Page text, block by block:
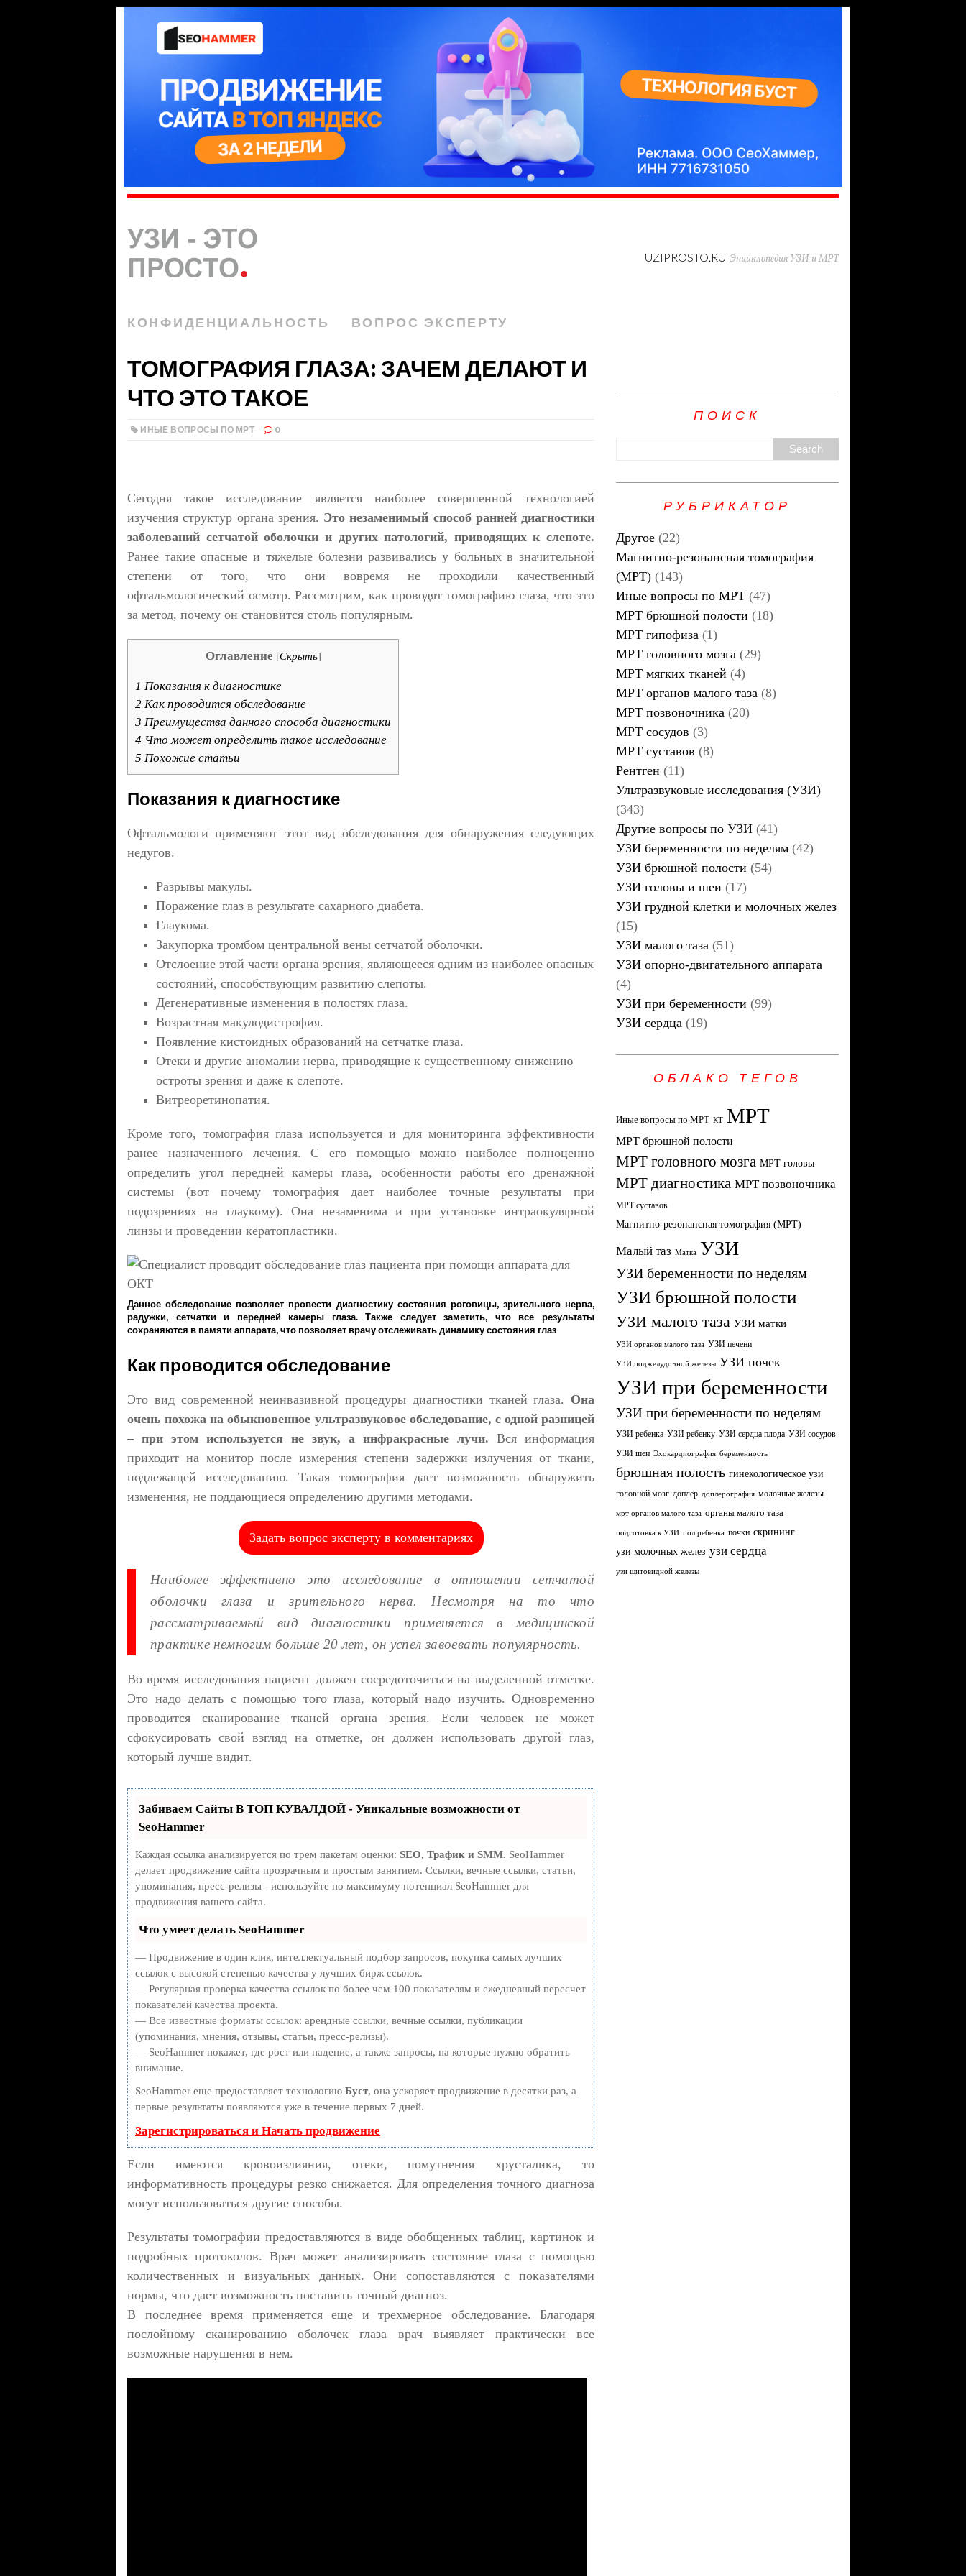
UZIPROSTO.RU Энциклопедия УЗИ и МРТ
КОНФИДЕНЦИАЛЬНОСТЬ ВОПРОС ЭКСПЕРТУ
ТОМОГРАФИЯ ГЛАЗА: ЗАЧЕМ ДЕЛАЮТ И
ЧТО ЭТО ТАКОЕ
ИНЫЕ ВОПРОСЫ ПО МРТ 0
Сегодня такое исследование является наиболее совершенной технологией
изучения структур органа зрения. Это незаменимый способ ранней диагностики
заболеваний сетчатой оболочки и других патологий, приводящих к слепоте.
Ранее такие опасные и тяжелые болезни развивались у больных в значительной
степени от того, что они вовремя не проходили качественный
офтальмологический осмотр. Рассмотрим, как проводят томографию глаза, что это
за метод, почему он становится столь популярным.
Оглавление [Скрыть]
1 Показания к диагностике
2 Как проводится обследование
3 Преимущества данного способа диагностики
4 Что может определить такое исследование
5 Похожие статьи
Показания к диагностике
Офтальмологи применяют этот вид обследования для обнаружения следующих
недугов.
Разрывы макулы.
Поражение глаз в результате сахарного диабета.
Глаукома.
Закупорка тромбом центральной вены сетчатой оболочки.
Отслоение этой части органа зрения, являющееся одним из наиболее опасных
состояний, способствующим развитию слепоты.
Дегенеративные изменения в полостях глаза.
Возрастная макулодистрофия.
Появление кистоидных образований на сетчатке глаза.
Отеки и другие аномалии нерва, приводящие к существенному снижению
остроты зрения и даже к слепоте.
Витреоретинопатия.
Кроме того, томография глаза используется и для мониторинга эффективности
ранее назначенного лечения. С его помощью можно наиболее полноценно
определить угол передней камеры глаза, особенности работы его дренажной
системы (вот почему томография дает наиболее точные результаты при
подозрениях на глаукому). Она незаменима и при установке интраокулярной
линзы и проведении кератопластики.
Данное обследование позволяет провести диагностику состояния роговицы, зрительного нерва,
радужки, сетчатки и передней камеры глаза. Также следует заметить, что все результаты
сохраняются в памяти аппарата, что позволяет врачу отслеживать динамику состояния глаз
Как проводится обследование
Это вид современной неинвазивной процедуры диагностики тканей глаза. Она
очень похожа на обыкновенное ультразвуковое обследование, с одной разницей
– при этом используется не звук, а инфракрасные лучи. Вся информация
приходит на монитор после измерения степени задержки излучения от ткани,
подлежащей исследованию. Такая томография дает возможность обнаружить
изменения, не поддающиеся определению другими методами.
Задать вопрос эксперту в комментариях
Наиболее эффективно это исследование в отношении сетчатой
оболочки глаза и зрительного нерва. Несмотря на то что
рассматриваемый вид диагностики применяется в медицинской
практике немногим больше 20 лет, он успел завоевать популярность.
Во время исследования пациент должен сосредоточиться на выделенной отметке.
Это надо делать с помощью того глаза, который надо изучить. Одновременно
проводится сканирование тканей органа зрения. Если человек не может
сфокусировать свой взгляд на отметке, он должен использовать другой глаз,
который лучше видит.
Забиваем Сайты В ТОП КУВАЛДОЙ - Уникальные возможности от
SeoHammer
Каждая ссылка анализируется по трем пакетам оценки: SEO, Трафик и SMM. SeoHammer
делает продвижение сайта прозрачным и простым занятием. Ссылки, вечные ссылки, статьи,
упоминания, пресс-релизы - используйте по максимуму потенциал SeoHammer для
продвижения вашего сайта.
Что умеет делать SeoHammer
— Продвижение в один клик, интеллектуальный подбор запросов, покупка самых лучших
ссылок с высокой степенью качества у лучших бирж ссылок.
— Регулярная проверка качества ссылок по более чем 100 показателям и ежедневный пересчет
показателей качества проекта.
— Все известные форматы ссылок: арендные ссылки, вечные ссылки, публикации
(упоминания, мнения, отзывы, статьи, пресс-релизы).
— SeoHammer покажет, где рост или падение, а также запросы, на которые нужно обратить
внимание.
SeoHammer еще предоставляет технологию Буст, она ускоряет продвижение в десятки раз, а
первые результаты появляются уже в течение первых 7 дней.
Зарегистрироваться и Начать продвижение
Если имеются кровоизлияния, отеки, помутнения хрусталика, то
информативность процедуры резко снижается. Для определения точного диагноза
могут использоваться другие способы.
Результаты томографии предоставляются в виде обобщенных таблиц, картинок и
подробных протоколов. Врач может анализировать состояние глаза с помощью
количественных и визуальных данных. Они сопоставляются с показателями
нормы, что дает возможность поставить точный диагноз.
В последнее время применяется еще и трехмерное обследование. Благодаря
послойному сканированию оболочек глаза врач выявляет практически все
возможные нарушения в нем.
ПОИСК
РУБРИКАТОР
Другое (22)
Магнитно-резонансная томография
(МРТ) (143)
Иные вопросы по МРТ (47)
МРТ брюшной полости (18)
МРТ гипофиза (1)
МРТ головного мозга (29)
МРТ мягких тканей (4)
МРТ органов малого таза (8)
МРТ позвоночника (20)
МРТ сосудов (3)
МРТ суставов (8)
Рентген (11)
Ультразвуковые исследования (УЗИ)
(343)
Другие вопросы по УЗИ (41)
УЗИ беременности по неделям (42)
УЗИ брюшной полости (54)
УЗИ головы и шеи (17)
УЗИ грудной клетки и молочных желез
(15)
УЗИ малого таза (51)
УЗИ опорно-двигательного аппарата
(4)
УЗИ при беременности (99)
УЗИ сердца (19)
ОБЛАКО ТЕГОВ
Иные вопросы по МРТ КТ МРТ
МРТ брюшной полости
МРТ головного мозга МРТ головы
МРТ диагностика МРТ позвоночника
МРТ суставов
Магнитно-резонансная томография (МРТ)
Малый таз Матка УЗИ
УЗИ беременности по неделям
УЗИ брюшной полости
УЗИ малого таза УЗИ матки
УЗИ органов малого таза УЗИ печени
УЗИ поджелудочной железы УЗИ почек
УЗИ при беременности
УЗИ при беременности по неделям
УЗИ ребенка УЗИ ребенку УЗИ сердца плода УЗИ сосудов
УЗИ шеи Эхокардиография беременность
брюшная полость гинекологическое узи
головной мозг доплер доплерография молочные железы
мрт органов малого таза органы малого таза
подготовка к УЗИ пол ребенка почки скрининг
узи молочных желез узи сердца
узи щитовидной железы